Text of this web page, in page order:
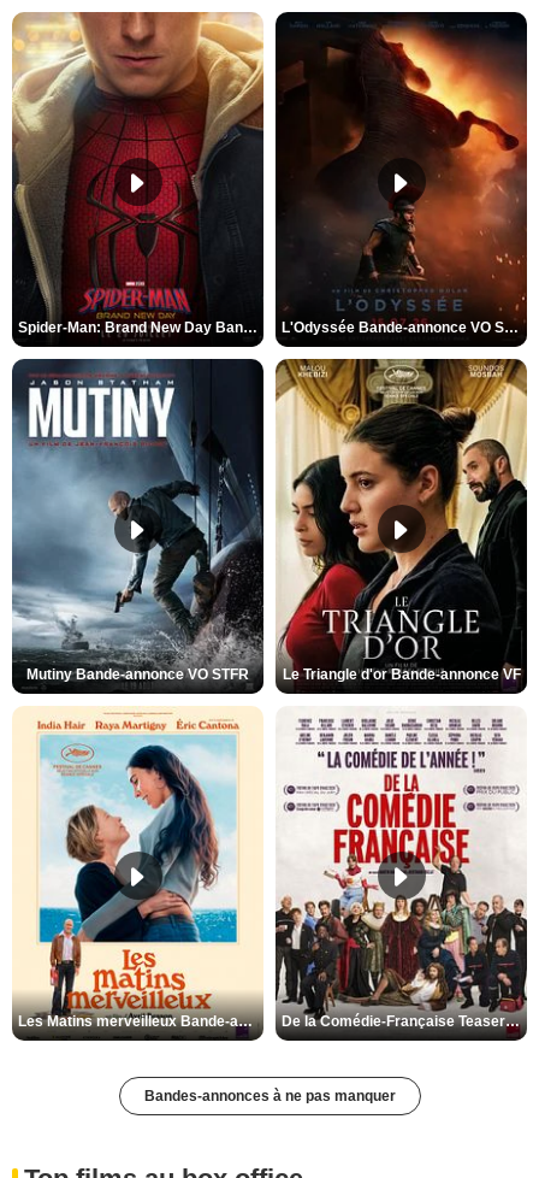
Spider-Man: Brand New Day Bande-annonce VO STFR L'Odyssée Bande-annonce VO STFR
Mutiny Bande-annonce VO STFR Le Triangle d'or Bande-annonce VF
Les Matins merveilleux Bande-annonce VF De la Comédie-Française Teaser VF
Bandes-annonces à ne pas manquer